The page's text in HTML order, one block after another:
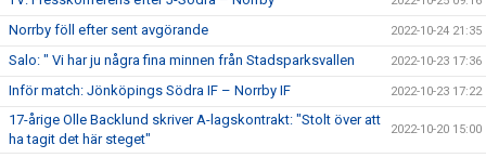
Norrby föll efter sent avgörande 2022-10-24 21:35
Salo: " Vi har ju några fina minnen från Stadsparksvallen 2022-10-23 17:36
Inför match: Jönköpings Södra IF – Norrby IF 2022-10-23 17:22
17-årige Olle Backlund skriver A-lagskontrakt: "Stolt över att
ha tagit det här steget"
2022-10-20 15:00